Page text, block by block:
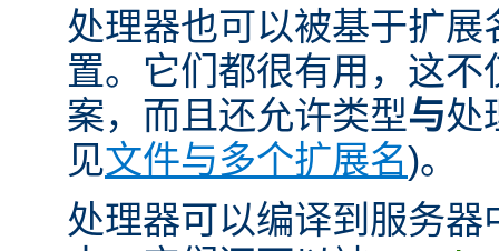
处理器也可以被基于扩
置。它们都很有用，这
案，而且还允许类型与处
见文件与多个扩展名)。
处理器可以编译到服务